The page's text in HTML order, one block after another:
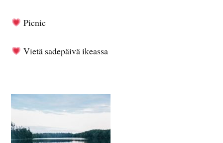
Picnic
Vietä sadepäivä ikeassa